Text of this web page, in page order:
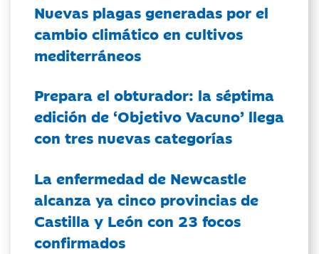
Nuevas plagas generadas por el
cambio climático en cultivos
mediterráneos
Prepara el obturador: la séptima
edición de ‘Objetivo Vacuno’ llega
con tres nuevas categorías
La enfermedad de Newcastle
alcanza ya cinco provincias de
Castilla y León con 23 focos
confirmados